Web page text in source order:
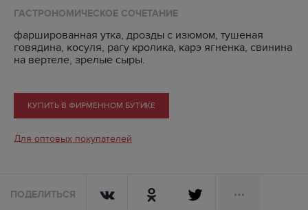
ГАСТРОНОМИЧЕСКОЕ СОЧЕТАНИЕ
фаршированная утка, дрозды с изюмом, тушеная
говядина, косуля, рагу кролика, карэ ягненка, свинина
на вертеле, зрелые сыры.
КУПИТЬ В ФИРМЕННОМ БУТИКЕ
Для оптовых покупателей
ПОДЕЛИТЬСЯ